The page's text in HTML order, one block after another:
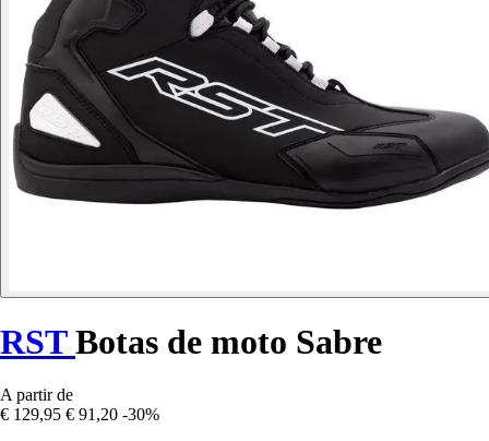
RSTBotas de moto Sabre
A partir de
€ 129,95 € 91,20 -30%